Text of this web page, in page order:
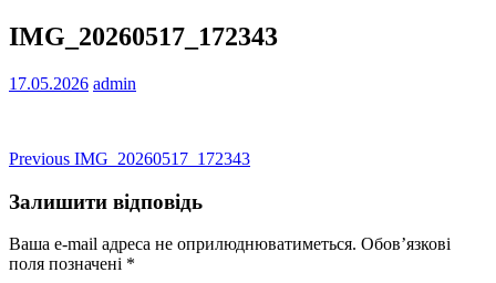
IMG_20260517_172343
17.05.2026 admin
Навігація
записів
Previous Previous
IMG_20260517_172343
Залишити відповідь
Ваша e-mail адреса не оприлюднюватиметься. Обов’язкові
поля позначені *